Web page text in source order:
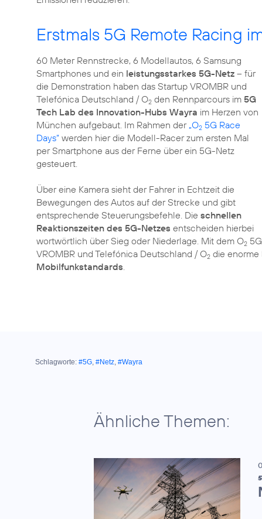
Erstmals 5G Remote Racing
60 Meter Rennstrecke, 6 Modellautos, 6 Samsung
Smartphones und ein leistungsstarkes 5G-Netz – für
die Demonstration haben das Startup VROMBR und
Telefónica Deutschland / O2 den Rennparcours im 5G
Tech Lab des Innovation-Hubs Wayra im Herzen von
München aufgebaut. Im Rahmen der „O2 5G Race
Days“ werden hier die Modell-Racer zum ersten Mal
per Smartphone aus der Ferne über ein 5G-Netz
gesteuert.
Über eine Kamera sieht der Fahrer in Echtzeit die
Bewegungen des Autos auf der Strecke und gibt
entsprechende Steuerungsbefehle. Die schnellen
Reaktionszeiten des 5G-Netzes entscheiden hierbei
wortwörtlich über Sieg oder Niederlage. Mit dem O2
VROMBR und Telefónica Deutschland / O2 die enorme
Mobilfunkstandards.
Schlagworte: #5G, #Netz, #Wayra
Ähnliche Themen: